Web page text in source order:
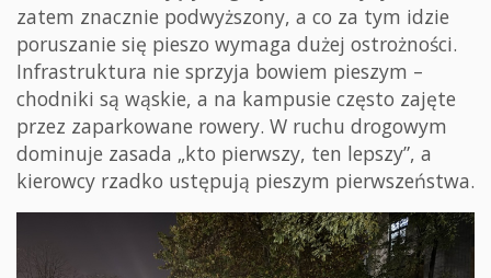
zatem znacznie podwyższony, a co za tym idzie
poruszanie się pieszo wymaga dużej ostrożności.
Infrastruktura nie sprzyja bowiem pieszym –
chodniki są wąskie, a na kampusie często zajęte
przez zaparkowane rowery. W ruchu drogowym
dominuje zasada „kto pierwszy, ten lepszy”, a
kierowcy rzadko ustępują pieszym pierwszeństwa.